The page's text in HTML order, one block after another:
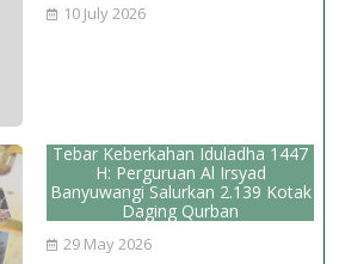
10 July 2026
Tebar Keberkahan Iduladha 1447
H: Perguruan Al Irsyad
Banyuwangi Salurkan 2.139 Kotak
Daging Qurban
29 May 2026